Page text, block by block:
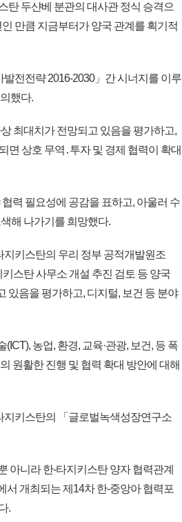
탄 두샨베 분관의 대사관 정식 승격으
만큼 지금부터가 양국 관계를 획기적
전전략 2016-2030」간 시너지를 이루
했다.
최대치가 전망되고 있음을 평가하고,
면 상호 무역․투자 및 경제 협력이 확대
력 필요성에 공감을 표하고, 아울러 수
해 나가기를 희망했다.
지키스탄의 우리 정부 공적개발원조
스탄 사무소 개설 추진 검토 등 양국
있음을 평가하고, 디지털, 보건 등 분야
농업, 환경, 교육·관광, 보건, 등 폭
원활한 진행 및 협력 확대 방안에 대해
지키스탄의 「글로벌녹색성장연구소
아니라 한-타지키스탄 양자 협력관계
서 개최되는 제14차 한-중앙아 협력포
.